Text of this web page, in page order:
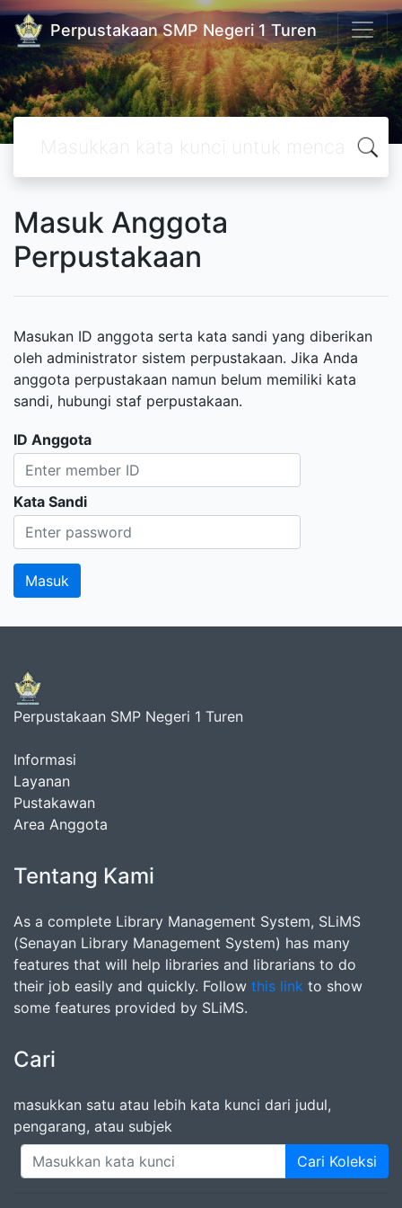
Perpustakaan SMP Negeri 1 Turen
Masuk Anggota
Perpustakaan
Masukan ID anggota serta kata sandi yang diberikan
oleh administrator sistem perpustakaan. Jika Anda
anggota perpustakaan namun belum memiliki kata
sandi, hubungi staf perpustakaan.
ID Anggota
Kata Sandi
Perpustakaan SMP Negeri 1 Turen
Informasi
Layanan
Pustakawan
Area Anggota
Tentang Kami
As a complete Library Management System, SLiMS
(Senayan Library Management System) has many
features that will help libraries and librarians to do
their job easily and quickly. Follow this link to show
some features provided by SLiMS.
Cari
masukkan satu atau lebih kata kunci dari judul,
pengarang, atau subjek
Cari Koleksi